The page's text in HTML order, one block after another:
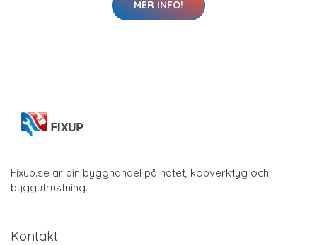
MER INFO!
Fixup.se är din bygghandel på nätet, köpverktyg och
byggutrustning.
Kontakt